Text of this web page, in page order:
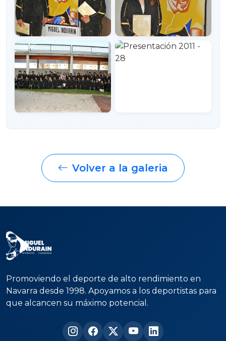
Volver a la galeria
Promoviendo el deporte de alto rendimiento en
Navarra desde 1998. Apoyamos a los deportistas para
que alcancen su máximo potencial.